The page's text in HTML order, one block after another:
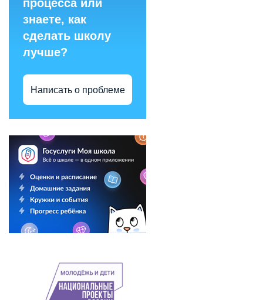
процесса или
знаете, как
сделать школу
лучше?
Написать о проблеме